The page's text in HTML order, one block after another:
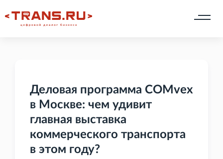
Деловая программа COMvex
в Москве: чем удивит
главная выставка
коммерческого транспорта
в этом году?